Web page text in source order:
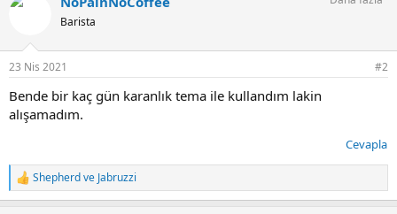
Barista
23 Nis 2021 #2
Bende bir kaç gün karanlık tema ile kullandım lakin
alışamadım.
Cevapla
T
e
Shepherdve Jabruzzi